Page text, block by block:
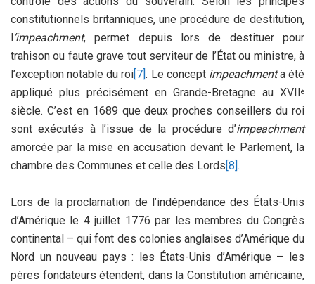
constitutionnels britanniques, une procédure de destitution,
’impeachment, permet depuis lors de destituer pour
trahison ou faute grave tout serviteur de l’État ou ministre, à
l’exception notable du roi [7]. Le concept impeachmenta été
appliqué plus précisément en Grande-Bretagne au XVII
è
siècle. C’est en 1689 que deux proches conseillers du roi
sont exécutés à l’issue de la procédure d’impeachment
amorcée par la mise en accusation devant le Parlement, la
chambre des Communes et celle des Lords [8] .
Lors de la proclamation de l’indépendance des États-Unis
d’Amérique le 4 juillet 1776 par les membres du Congrès
continental – qui font des colonies anglaises d’Amérique du
Nord un nouveau pays : les États-Unis d’Amérique – les
pères fondateurs étendent, dans la Constitution américaine,